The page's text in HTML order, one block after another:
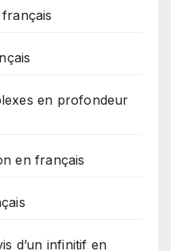
en profondeur
en français
d’un infinitif en